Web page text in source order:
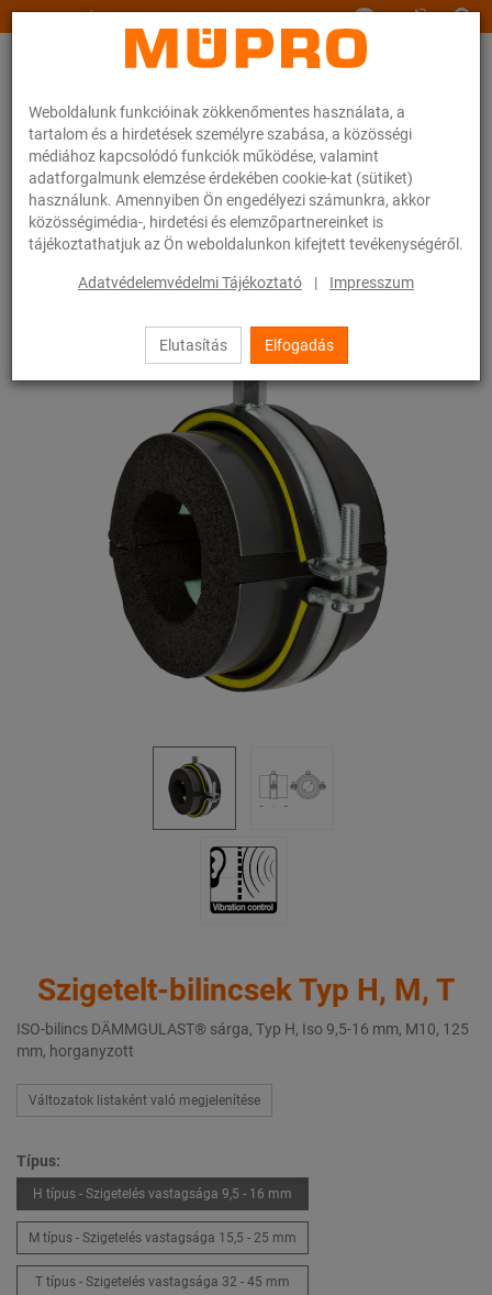
Weboldalunk funkcióinak zökkenőmentes használata, a
tartalom és a hirdetések személyre szabása, a közösségi
médiához kapcsolódó funkciók működése, valamint
adatforgalmunk elemzése érdekében cookie-kat (sütiket)
használunk. Amennyiben Ön engedélyezi számunkra, akkor
közösségimédia-, hirdetési és elemzőpartnereinket is
tájékoztathatjuk az Ön weboldalunkon kifejtett tevékenységéről.
Adatvédelemvédelmi Tájékoztató | Impresszum
Elutasítás Elfogadás
www.muepro.hu
Webáruhàz Rögzítéstechnika
Csőbilincsek
Szigetelt-bilincsek Typ H, M, T
Szigetelt-bilincsek Typ H, M, T
ISO-bilincs DÄMMGULAST® sárga, Typ H, Iso 9,5-16 mm, M10, 125
mm, horganyzott
Változatok listaként való megjelenítése
Típus:
H típus - Szigetelés vastagsága 9,5 - 16 mm
M típus - Szigetelés vastagsága 15,5 - 25 mm
T típus - Szigetelés vastagsága 32 - 45 mm